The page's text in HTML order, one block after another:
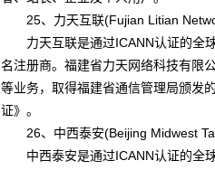
25、力天互联(Fujian Litian
力天互联是通过ICANN认证的全球
名注册商。福建省力天网络科技有限
等业务，取得福建省通信管理局颁发
证》。
26、中西泰安(Beijing Midwest
中西泰安是通过ICANN认证的全球